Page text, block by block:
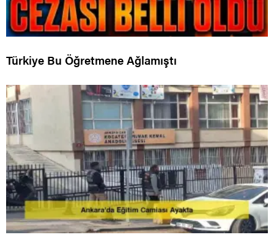
Türkiye Bu Öğretmene Ağlamıştı